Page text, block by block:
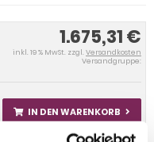
1.675,31 €
inkl. 19 % MwSt. zzgl. Versandkosten
Versandgruppe:
IN DEN WARENKORB